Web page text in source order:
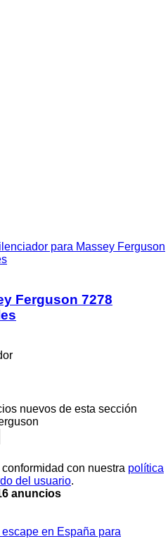
para Massey Ferguson
Ferguson 7278
nuevos de esta sección
con nuestra política
del usuario.
anuncios
en España para